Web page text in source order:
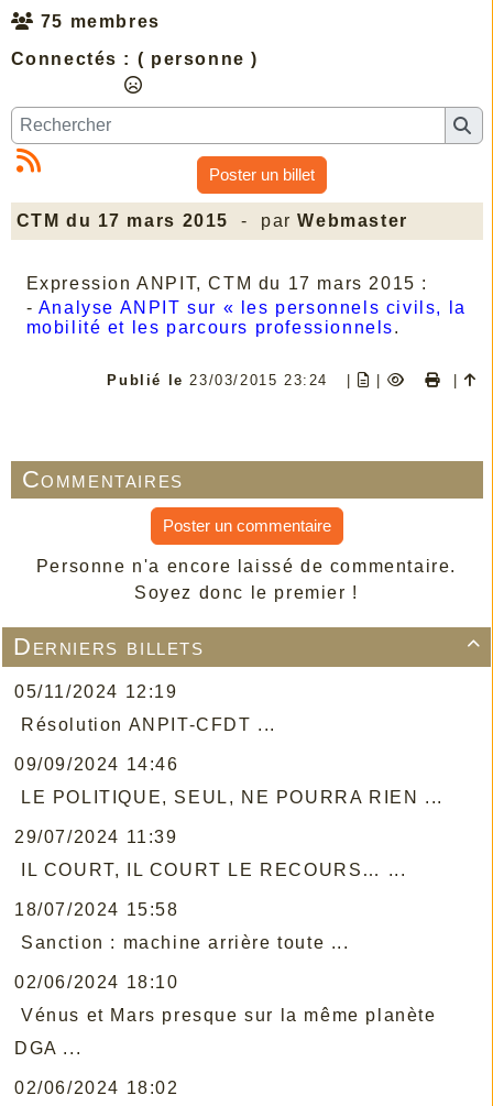

Derniers billets
05/11/2024 12:19
Résolution ANPIT-CFDT ...
09/09/2024 14:46
LE POLITIQUE, SEUL, NE POURRA RIEN ...
29/07/2024 11:39
IL COURT, IL COURT LE RECOURS… ...
18/07/2024 15:58
Sanction : machine arrière toute ...
02/06/2024 18:10
Vénus et Mars presque sur la même planète
DGA ...
02/06/2024 18:02
75 membres
Connectés : ( personne )
Poster un billet
CTM du 17 mars 2015 - parWebmaster
Expression ANPIT, CTM du 17 mars 2015 :
- Analyse ANPIT sur « les personnels civils, la
mobilité et les parcours professionnels.
Publié le 23/03/2015 23:24 | | |
Commentaires
Poster un commentaire
Personne n'a encore laissé de commentaire.
Soyez donc le premier !